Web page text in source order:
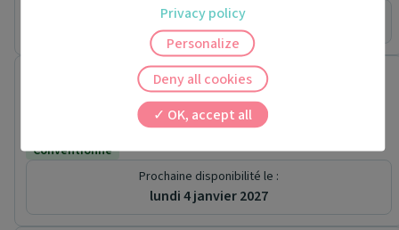
Pas de rendez-vous en ligne pour ce praticien.
Dr. Eric COHEN SOLAL
Chirurgien dentiste
Conventionné
Prochaine disponibilité le :
lundi 4 janvier 2027
OK, accept all
Deny all cookies
Personalize
Privacy policy